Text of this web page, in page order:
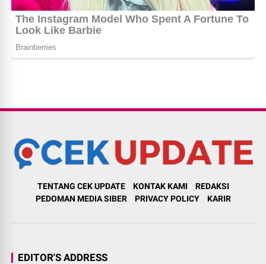
TENTANG CEK UPDATE KONTAK KAMI
REDAKSI
PEDOMAN MEDIA SIBER
PRIVACY POLICY KARIR
EDITOR'S ADDRESS